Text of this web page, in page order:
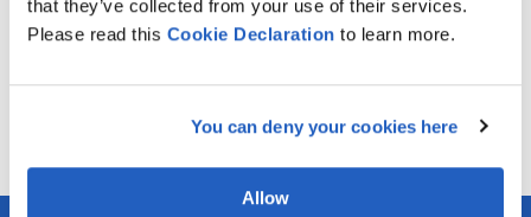
that they’ve collected from your use of their services.
Please read this Cookie Declaration to learn more.
You can deny your cookies here
Allow
práctica para el proyecto, que incluye fases clave,
prioridades y un planteamiento de migración